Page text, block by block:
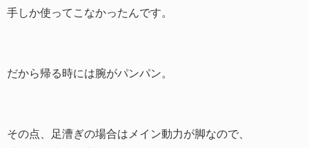
手しか使ってこなかったんです。
だから帰る時には腕がパンパン。
その点、足漕ぎの場合はメイン動力が脚なので、